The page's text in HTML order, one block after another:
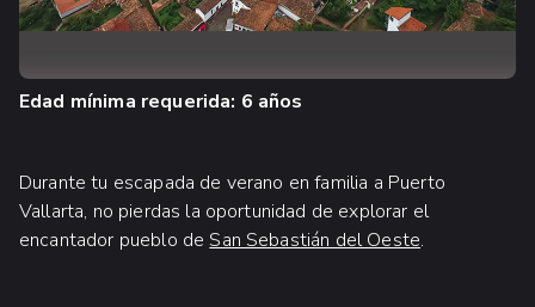
Edad mínima requerida: 6 años
Durante tu escapada de verano en familia a Puerto
Vallarta, no pierdas la oportunidad de explorar el
encantador pueblo de San Sebastián del Oeste.